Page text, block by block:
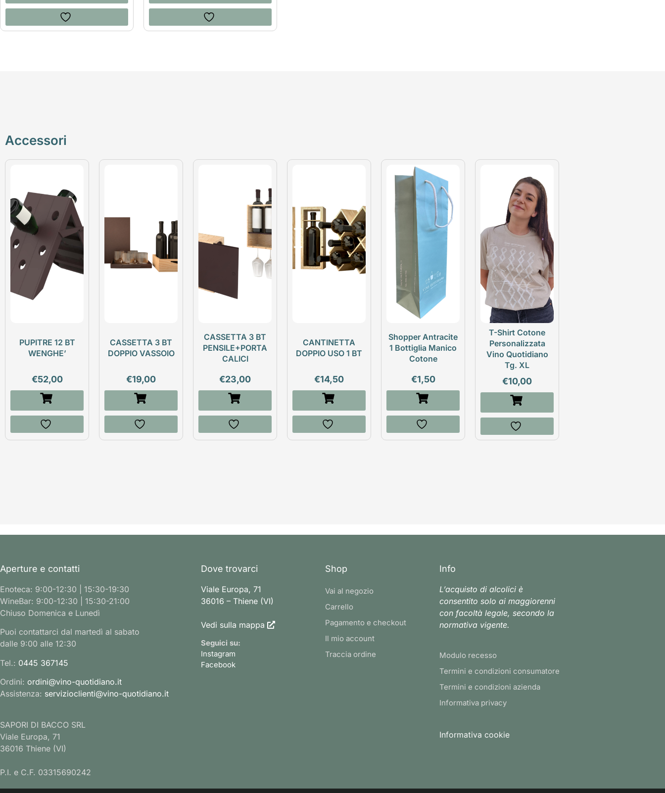
Accessori
PUPITRE 12 BT
WENGHE’
€52,00
CASSETTA 3 BT
DOPPIO VASSOIO
€19,00
CASSETTA 3 BT
PENSILE+PORTA
CALICI
€23,00
CANTINETTA
DOPPIO USO 1 BT
€14,50
Shopper Antracite
1 Bottiglia Manico
Cotone
€1,50
T-Shirt Cotone
Personalizzata
Vino Quotidiano
Tg. XL
€10,00
Aperture e contatti
Enoteca: 9:00-12:30 | 15:30-19:30
WineBar: 9:00-12:30 | 15:30-21:00
Chiuso Domenica e Lunedì
Puoi contattarci dal martedì al sabato
dalle 9:00 alle 12:30
Tel.: 0445 367145
Ordini: ordini@vino-quotidiano.it
Assistenza: servizioclienti@vino-quotidiano.it
SAPORI DI BACCO SRL
Viale Europa, 71
36016 Thiene (VI)
P.I. e C.F. 03315690242
Dove trovarci
Viale Europa, 71
36016 – Thiene (VI)
Vedi sulla mappa
Seguici su:
Instagram
Facebook
Shop
Vai al negozio
Carrello
Pagamento e checkout
Il mio account
Traccia ordine
Info
L’acquisto di alcolici è
consentito solo ai maggiorenni
con facoltà legale, secondo la
normativa vigente.
Modulo recesso
Termini e condizioni consumatore
Termini e condizioni azienda
Informativa privacy
Informativa cookie